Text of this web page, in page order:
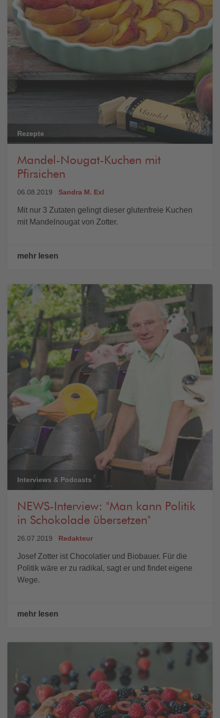
Rezepte
Mandel-Nougat-Kuchen mit
Pfirsichen
06.08.2019 Sandra M. Exl
Mit nur 3 Zutaten gelingt dieser glutenfreie Kuchen
mit Mandelnougat von Zotter.
mehr lesen
Interviews & Podcasts
NEWS-Interview: "Man kann Politik
in Schokolade übersetzen"
26.07.2019 Redakteur
Josef Zotter ist Chocolatier und Biobauer. Für die
Politik wäre er zu radikal, sagt er und findet eigene
Wege.
mehr lesen